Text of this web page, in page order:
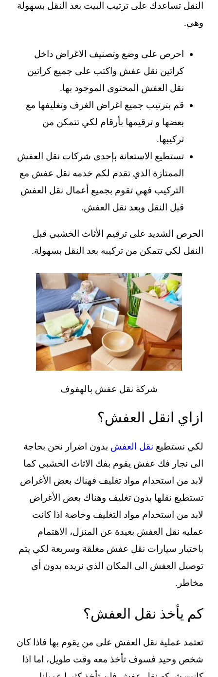
النقل تساعدك على ترتيب البيت بعد النقل بسهولة
وهي.
احرص على وضع وتصنيف الاغراض داخل
كراتين نقل عفش واكتب على جميع كراتين
نقل العفش المحتوى الموجود بها.
قم بترتيب جميع اغراض الغرف وتغليفها مع
بعضها و ترقيمها بأرقام لكي تتمكن من
تركيبها.
تستطيع الاستعانة بإحدى شركات نقل العفش
الممتازة الذي تقدم لكم خدمه نقل عفش مع
التركيب فهي تقوم بجميع أعمال نقل العفش
قبل النقل وبعد نقل العفش.
الحرص الشديد على ترقيم الأثاث الخشبي قبل
النقل لكي تتمكن من تركيبه بعد النقل بسهولة.
شركة نقل عفش بالهفوف
ازاي انقل العفش؟
لكي نستطيع نقل العفش بدون اضرار نحن بحاجة
الى نجار فك عفش يقوم بفك الاثاث الخشبي كما
لابد من استخدام مواد تغليف فهناك بعض الأغراض
تستطيع نقلها بدون تغليف وهناك بعض الأغراض
لابد من استخدام مواد التغليف وخاصة اذا كانت
عمليه نقل العفش بعيدة عن المنزل، الاهتمام
باختيار سيارات نقل عفش مغلقة وسريعة لكي يتم
توصيل العفش الى المكان الذي نريده بدون أي
مخاطر.
كم يأخذ نقل العفش؟
تعتمد عملية نقل العفش على من يقوم بها فاذا كان
شخص وحيد فسوف تأخذ معه وقت طويل، اما اذا